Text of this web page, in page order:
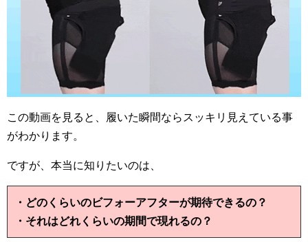
この動画を見ると、履いた瞬間ならスッキリ見えている事
がわかります。
ですが、本当に知りたいのは、
・どのくらいのビフォーアフターが期待できるの？
・それはどれくらいの期間で現れるの？